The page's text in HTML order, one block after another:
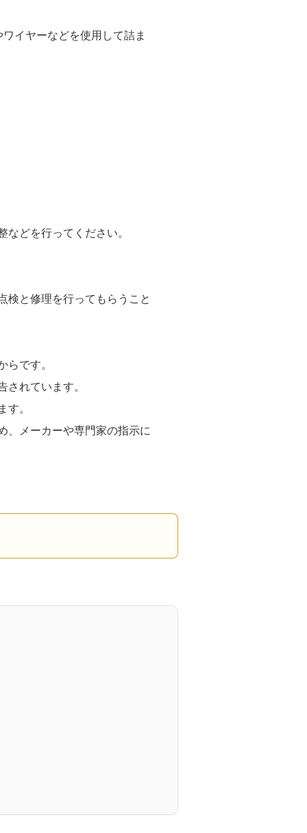
イヤーなどを使用して詰ま
どを行ってください。
検と修理を行ってもらうこと
らです。
されています。
す。
、メーカーや専門家の指示に